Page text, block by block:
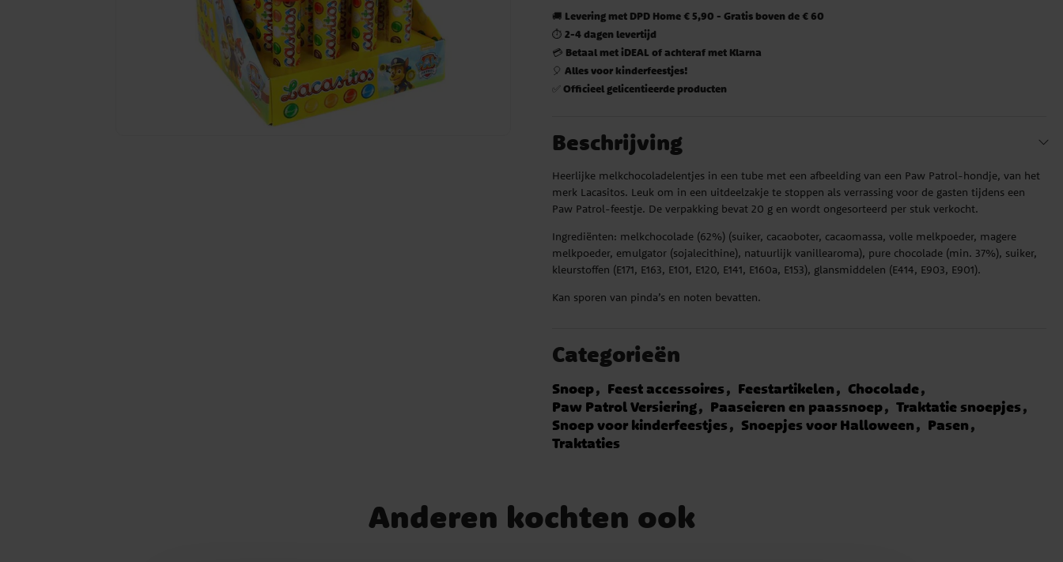
🚚 Levering met DPD Home € 5,90 - Gratis boven de € 60
⏱️2-4 dagen levertijd
💳 Betaal met iDEAL of achteraf met Klarna
🎈Alles voor kinderfeestjes!
✅Officieel gelicentieerde producten
Beschrijving
Heerlijke melkchocoladelentjes in een tube met een afbeelding van een Paw Patrol-hondje, van het
merk Lacasitos. Leuk om in een uitdeelzakje te stoppen als verrassing voor de gasten tijdens een
Paw Patrol-feestje. De verpakking bevat 20 g en wordt ongesorteerd per stuk verkocht.
Ingrediënten: melkchocolade (62%) (suiker, cacaoboter, cacaomassa, volle melkpoeder, magere
melkpoeder, emulgator (sojalecithine), natuurlijk vanillearoma), pure chocolade (min. 37%), suiker,
kleurstoffen (E171, E163, E101, E120, E141, E160a, E153), glansmiddelen (E414, E903, E901).
Kan sporen van pinda’s en noten bevatten.
Categorieën
Snoep Feest accessoires Feestartikelen
Chocolade
Paw Patrol Versiering
Paaseieren en paassnoep
Traktatie snoepjes
Snoep voor kinderfeestjes
Snoepjes voor Halloween
Pasen
Traktaties
Anderen kochten ook